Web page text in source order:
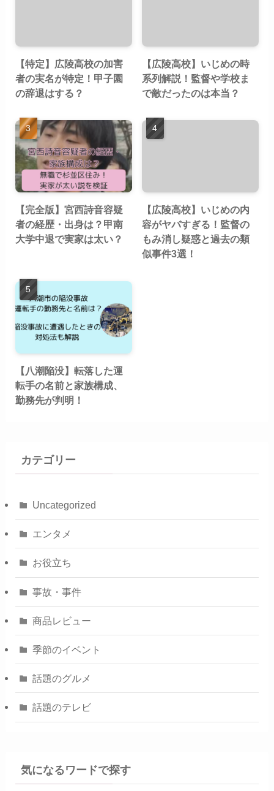
【特定】広陵高校の加害
者の実名が特定！甲子園
の辞退はする？
【広陵高校】いじめの時
系列解説！監督や学校ま
で敵だったのは本当？
【完全版】宮西詩音容疑
者の経歴・出身は？甲南
大学中退で実家は太い？
【広陵高校】いじめの内
容がヤバすぎる！監督の
もみ消し疑惑と過去の類
似事件3選！
【八潮陥没】転落した運
転手の名前と家族構成、
勤務先が判明！
カテゴリー
Uncategorized
エンタメ
お役立ち
事故・事件
商品レビュー
季節のイベント
話題のグルメ
話題のテレビ
気になるワードで探す